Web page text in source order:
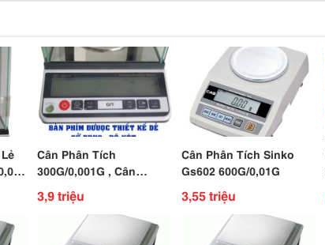
Cân Phân Tích
300G/0,001G , Cân
Phòng Thí Nghiệm , Cân
Phân Tích Oneko Str 224
3,9 triệu
Cân Phân Tích Sinko
Gs602 600G/0,01G
3,55 triệu